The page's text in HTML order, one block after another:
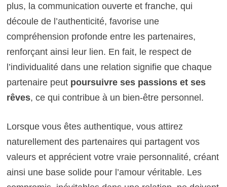
plus, la communication ouverte et franche, qui
découle de l’authenticité, favorise une
compréhension profonde entre les partenaires,
renforçant ainsi leur lien. En fait, le respect de
l’individualité dans une relation signifie que chaque
partenaire peut poursuivre ses passions et ses
rêves, ce qui contribue à un bien-être personnel.
Lorsque vous êtes authentique, vous attirez
naturellement des partenaires qui partagent vos
valeurs et apprécient votre vraie personnalité, créant
ainsi une base solide pour l’amour véritable. Les